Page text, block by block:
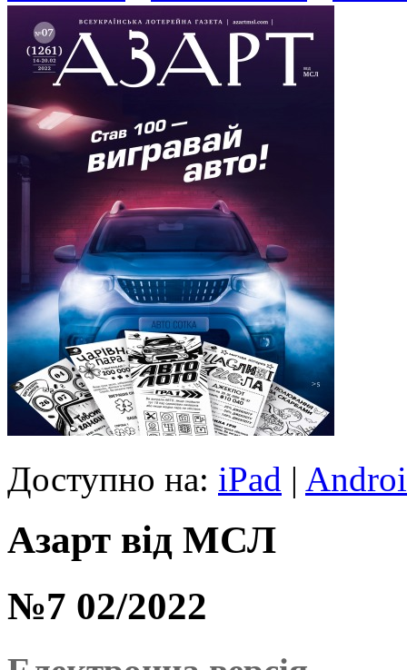
Доступно на: iPad |
Азарт від МСЛ
№7 02/2022